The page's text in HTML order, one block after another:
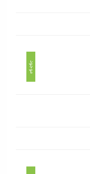
موجود